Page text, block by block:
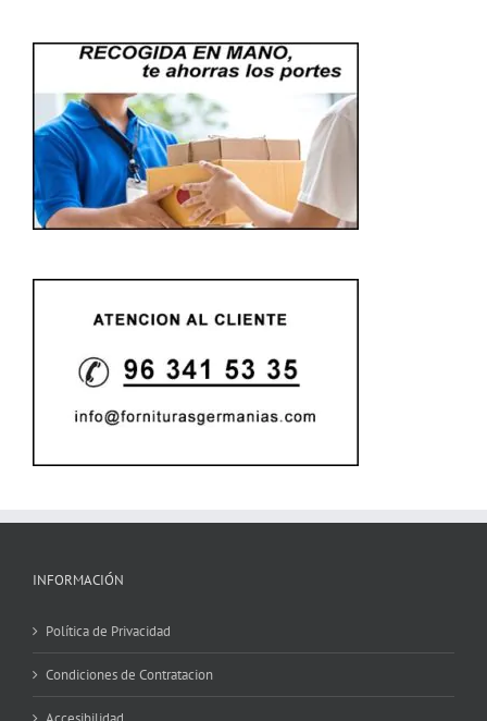
INFORMACIÓN
Política de Privacidad
Condiciones de Contratacion